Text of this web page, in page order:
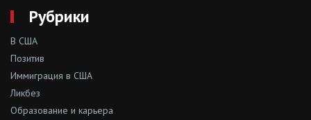
Рубрики
В США
Позитив
Иммиграция в США
Ликбез
Образование и карьера